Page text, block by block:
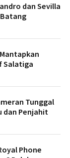
dan Sevilla
Salatiga
Tunggal
dan Penjahit
Phone